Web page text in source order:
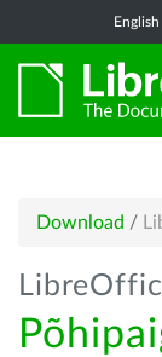
English
Download /